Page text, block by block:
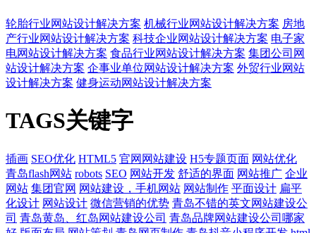
轮胎行业网站设计解决方案 机械行业网站设计解决方案 房地
产行业网站设计解决方案 科技企业网站设计解决方案 电子家
电网站设计解决方案 食品行业网站设计解决方案 集团公司网
站设计解决方案 企事业单位网站设计解决方案 外贸行业网站
设计解决方案 健身运动网站设计解决方案
TAGS关键字
插画 SEO优化 HTML5 官网网站建设 H5专题页面 网站优化
青岛flash网站 robots SEO 网站开发 舒适的界面 网站推广 企业
网站 集团官网 网站建设，手机网站 网站制作 平面设计 扁平
化设计 网站设计 微信营销的优势 青岛不错的英文网站建设公
司 青岛黄岛、红岛网站建设公司 青岛品牌网站建设公司哪家